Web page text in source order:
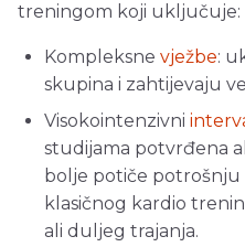
treningom koji uključuje:
Kompleksne vježbe:
skupina i zahtijevaju
Visokointenzivni
studijama potvrđena
bolje potiče potrošnju
klasičnog kardio
ali duljeg trajanja.